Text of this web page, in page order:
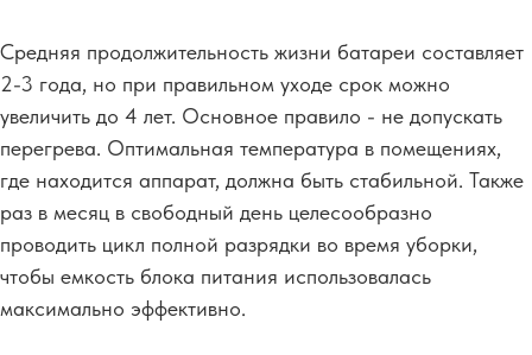
Средняя продолжительность жизни батареи составляет
2-3 года, но при правильном уходе срок можно
увеличить до 4 лет. Основное правило - не допускать
перегрева. Оптимальная температура в помещениях,
где находится аппарат, должна быть стабильной. Также
раз в месяц в свободный день целесообразно
проводить цикл полной разрядки во время уборки,
чтобы емкость блока питания использовалась
максимально эффективно.